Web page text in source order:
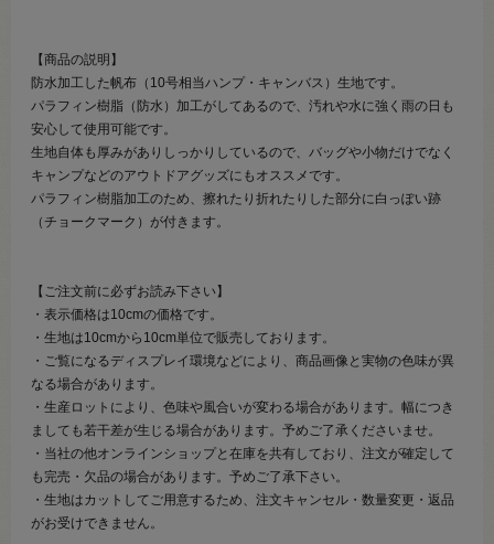
【商品の説明】
防水加工した帆布（10号相当ハンプ・キャンバス）生地です。
パラフィン樹脂（防水）加工がしてあるので、汚れや水に強く雨の日も
安心して使用可能です。
生地自体も厚みがありしっかりしているので、バッグや小物だけでなく
キャンプなどのアウトドアグッズにもオススメです。
パラフィン樹脂加工のため、擦れたり折れたりした部分に白っぽい跡
（チョークマーク）が付きます。
【ご注文前に必ずお読み下さい】
・表示価格は10cmの価格です。
・生地は10cmから10cm単位で販売しております。
・ご覧になるディスプレイ環境などにより、商品画像と実物の色味が異
なる場合があります。
・生産ロットにより、色味や風合いが変わる場合があります。幅につき
ましても若干差が生じる場合があります。予めご了承くださいませ。
・当社の他オンラインショップと在庫を共有しており、注文が確定して
も完売・欠品の場合があります。予めご了承下さい。
・生地はカットしてご用意するため、注文キャンセル・数量変更・返品
がお受けできません。